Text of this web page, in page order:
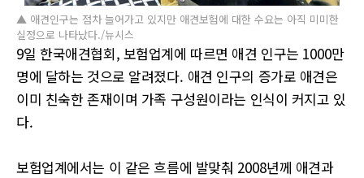
▲ 애견인구는 점차 늘어가고 있지만 애견보험에 대한 수요는 아직 미미한
실정으로 나타났다./뉴시스
9일 한국애견협회, 보험업계에 따르면 애견 인구는 1000만
명에 달하는 것으로 알려졌다. 애견 인구의 증가로 애견은
이미 친숙한 존재이며 가족 구성원이라는 인식이 커지고 있
다.
보험업계에서는 이 같은 흐름에 발맞춰 2008년께 애견과